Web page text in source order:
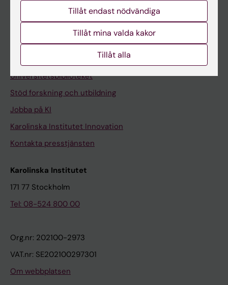
Medarbetarportalen
Universitetsbiblioteket
Stöd forskning och utbildning
Jobba på KI
Karolinska Institutet Innovation
Kontakta presstjänsten
Karolinska Institutet
171 77 Stockholm
Tel: 08-524 800 00
Org.nr: 202100-2973
VAT.nr: SE202100297301
Om webbplatsen
Tillåt endast nödvändiga
Tillåt mina valda kakor
Tillåt alla